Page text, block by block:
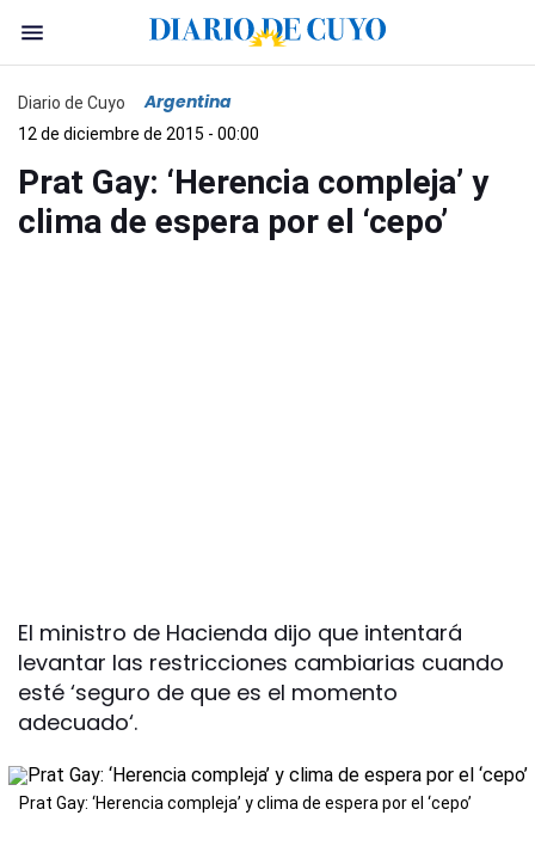
Diario de Cuyo Argentina
12 de diciembre de 2015 - 00:00
Prat Gay: ‘Herencia compleja’ y
clima de espera por el ‘cepo’
El ministro de Hacienda dijo que intentará
levantar las restricciones cambiarias cuando
esté ‘seguro de que es el momento
adecuado‘.
Prat Gay: ‘Herencia compleja’ y clima de espera por el ‘cepo’